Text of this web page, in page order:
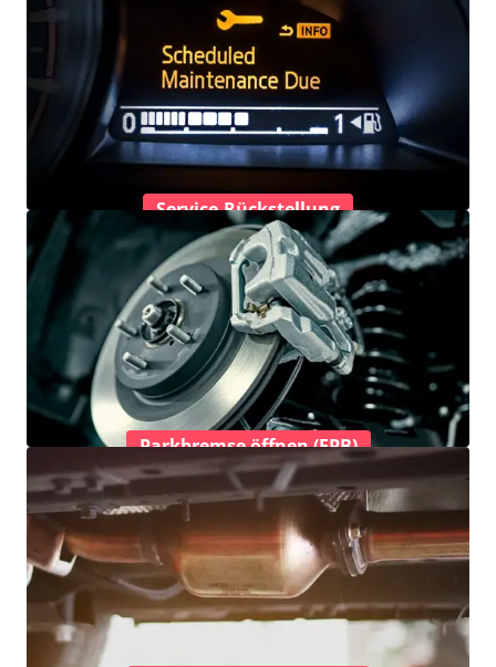
Service-Rückstellung
Parkbremse öffnen (EPB)